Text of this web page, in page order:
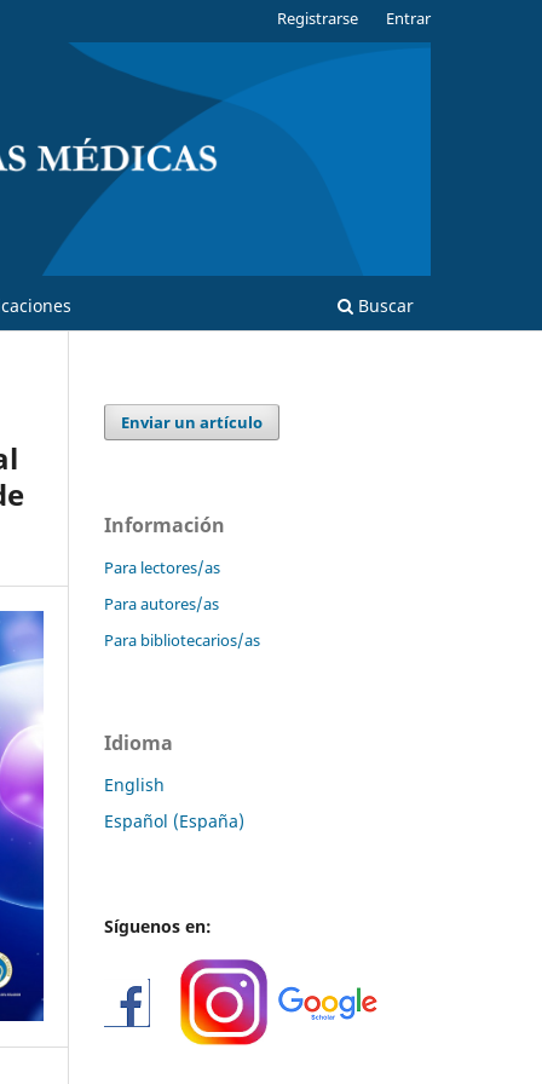
Buscar
Registrarse Entrar
Enviar un artículo
Información
Para lectores/as
Para autores/as
Para bibliotecarios/as
Idioma
English
Español (España)
Síguenos en: